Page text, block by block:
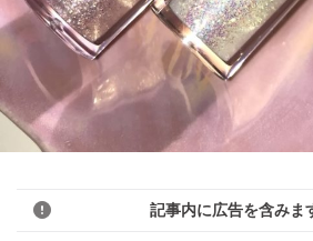
記事内に広告を含みま